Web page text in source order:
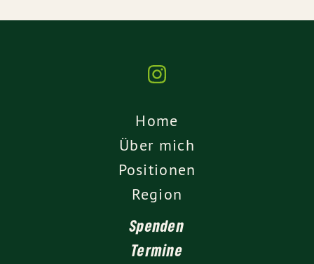
Home
Über mich
Positionen
Region
Spenden
Termine